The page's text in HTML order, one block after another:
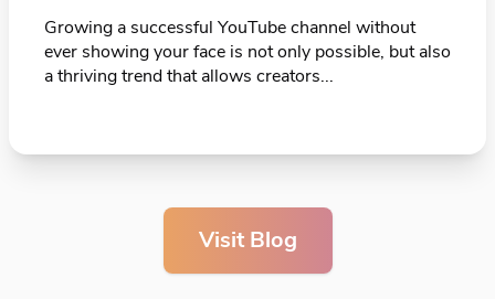
Growing a successful YouTube channel without
ever showing your face is not only possible, but also
a thriving trend that allows creators...
Visit Blog